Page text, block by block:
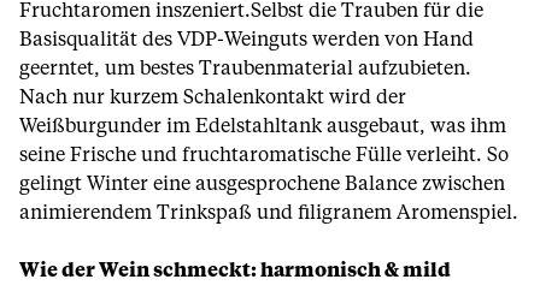
Fruchtaromen inszeniert.Selbst die Trauben für die
Basisqualität des VDP-Weinguts werden von Hand
geerntet, um bestes Traubenmaterial aufzubieten.
Nach nur kurzem Schalenkontakt wird der
Weißburgunder im Edelstahltank ausgebaut, was ihm
seine Frische und fruchtaromatische Fülle verleiht. So
gelingt Winter eine ausgesprochene Balance zwischen
animierendem Trinkspaß und filigranem Aromenspiel.
Wie der Wein schmeckt: harmonisch & mild